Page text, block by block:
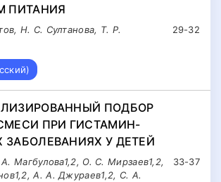
ПИТАНИЯ
29-32
Н. С. Султанова, Т. Р.
ПОДБОР
ПРИ ГИСТАМИН-
У ДЕТЕЙ
33-37
Магбулова1,2, О. С. Мирзаев1,2,
А. А. Джураев1,2, С. А.